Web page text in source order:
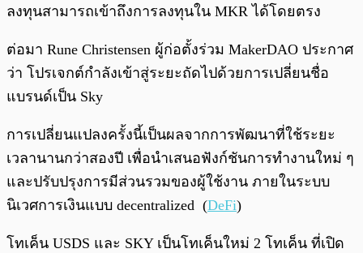
ลงทุนสามารถเข้าถึงการลงทุนใน MKR ได้โดยตรง
ต่อมา Rune Christensen ผู้ก่อตั้งร่วม MakerDAO ประกาศ
ว่า โปรเจกต์กำลังเข้าสู่ระยะถัดไปด้วยการเปลี่ยนชื่อ
แบรนด์เป็น Sky
การเปลี่ยนแปลงครั้งนี้เป็นผลจากการพัฒนาที่ใช้ระยะ
เวลานานกว่าสองปี เพื่อนำเสนอฟังก์ชันการทำงานใหม่ ๆ
และปรับปรุงการมีส่วนรวมของผู้ใช้งาน ภายในระบบ
นิเวศการเงินแบบ decentralized (DeFi)
โทเค็น USDS และ SKY เป็นโทเค็นใหม่ 2 โทเค็น ที่เปิด